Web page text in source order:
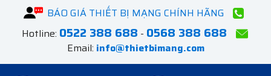
BÁO GIÁ THIẾT BỊ MẠNG CHÍNH HÃNG
Hotline: 0522 388 688 - 0568 388 688
Email: info@thietbimang.com